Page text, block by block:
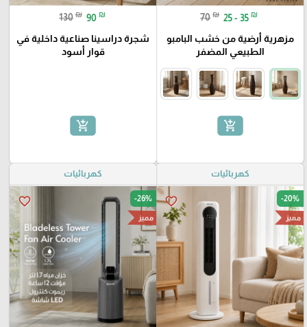
70 ₪ 25 - 35 ₪
مزهرية أرضية من خشب البامبو
الطبيعي المضفر
add_shopping_cart
130 ₪ 90 ₪
شجرة دراسينا صناعية داخلية في
قوار أسود
add_shopping_cart
كهربائيات
favorite_border -20%
مميز
كهربائيات
favorite_border -26%
مميز